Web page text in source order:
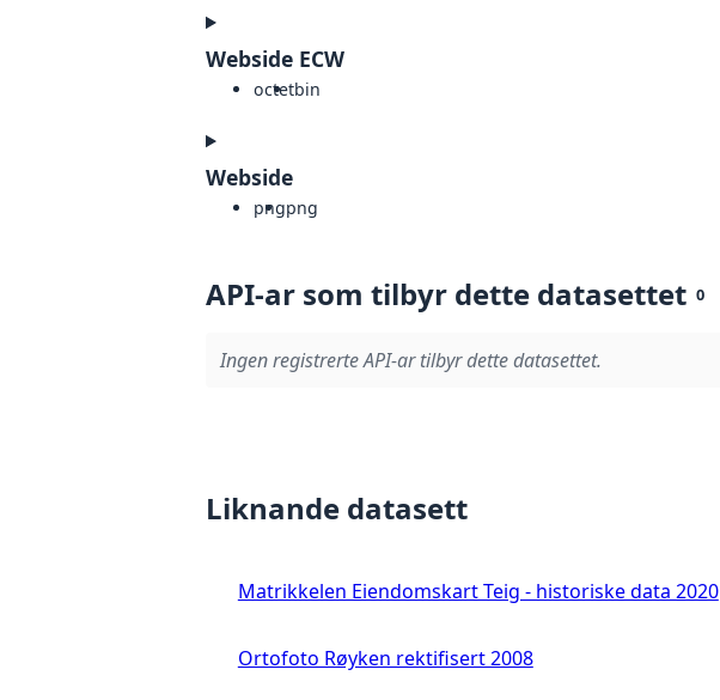
Webside ECW
octetbin
Webside
pngpng
API-ar som tilbyr dette datasettet 0
Ingen registrerte API-ar tilbyr dette datasettet.
Liknande datasett
Matrikkelen Eiendomskart Teig - historiske data 2020
Ortofoto Røyken rektifisert 2008